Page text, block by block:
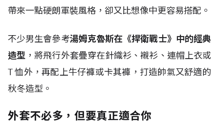
帶來一點硬朗軍裝風格，卻又比想像中更容易搭配。
不少男生會參考湯姆克魯斯在《捍衛戰士》中的經典
造型 ，將飛行外套疊穿在針織衫、襯衫、連帽上衣或
T恤外，再配上牛仔褲或卡其褲，打造帥氣又舒適的
秋冬造型。
外套不必多，但要真正適合你